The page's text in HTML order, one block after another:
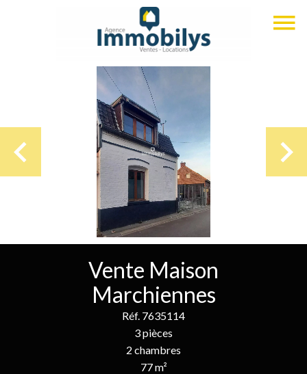
Vente Maison
Marchiennes
Réf. 7635114
3 pièces
2 chambres
77 m²